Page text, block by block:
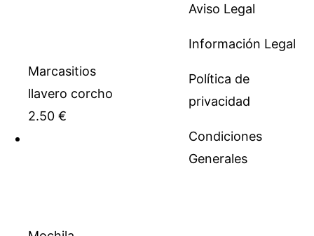
Marcasitios
llavero corcho
2.50 €
Aviso Legal
Información Legal
Política de
privacidad
Condiciones
Generales